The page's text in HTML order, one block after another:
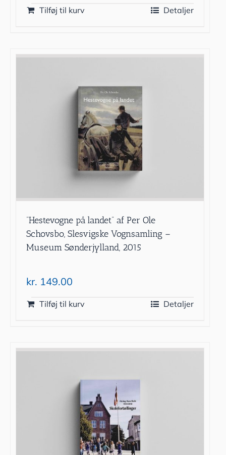
Tilføj til kurv Detaljer
”Hestevogne på landet” af Per Ole
Schovsbo, Slesvigske Vognsamling –
Museum Sønderjylland, 2015
kr. 149.00
Tilføj til kurv Detaljer